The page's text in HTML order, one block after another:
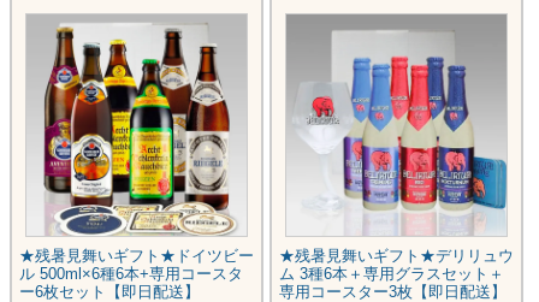
★残暑見舞いギフト★ドイツビー
ル 500ml×6種6本+専用コースタ
ー6枚セット【即日配送】
★残暑見舞いギフト★デリリュウ
ム 3種6本＋専用グラスセット＋
専用コースター3枚【即日配送】